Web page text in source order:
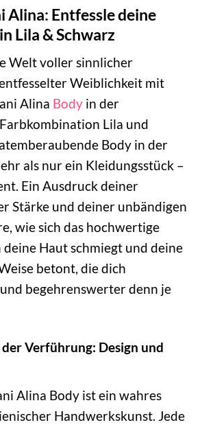
Alina: Entfessle deine
Lila & Schwarz
Welt voller sinnlicher
Weiblichkeit mit
Alina Body in der
Lila und
Body in der
als nur ein Kleidungsstück –
Ein Ausdruck deiner
Stärke und deiner unbändigen
wie sich das hochwertige
Haut schmiegt und deine
betont, die dich
begehrenswerter denn je
Verführung: Design und
Alina Body ist ein wahres
Handwerkskunst. Jede